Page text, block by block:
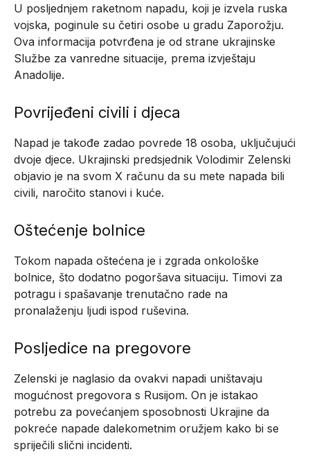
U posljednjem raketnom napadu, koji je izvela ruska
vojska, poginule su četiri osobe u gradu Zaporožju.
Ova informacija potvrđena je od strane ukrajinske
Službe za vanredne situacije, prema izvještaju
Anadolije.
Povrijeđeni civili i djeca
Napad je takođe zadao povrede 18 osoba, uključujući
dvoje djece. Ukrajinski predsjednik Volodimir Zelenski
objavio je na svom X računu da su mete napada bili
civili, naročito stanovi i kuće.
Oštećenje bolnice
Tokom napada oštećena je i zgrada onkološke
bolnice, što dodatno pogoršava situaciju. Timovi za
potragu i spašavanje trenutačno rade na
pronalaženju ljudi ispod ruševina.
Posljedice na pregovore
Zelenski je naglasio da ovakvi napadi uništavaju
mogućnost pregovora s Rusijom. On je istakao
potrebu za povećanjem sposobnosti Ukrajine da
pokreće napade dalekometnim oružjem kako bi se
spriječili slični incidenti.